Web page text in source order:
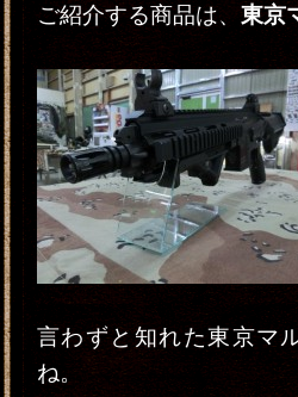
ご紹介する商品は、 東京
言わずと知れた東京マ
ね。